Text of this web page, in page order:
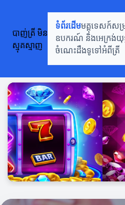
បាញ់ត្រី មិន
ស្មុគស្មាញ
ទំព័រដើមមគ្គុទេសក៍សម្រ
ឧបករណ៍ និងអេក្រង់យុ
ចំណេះដឹងទូទៅអំពីត្រី